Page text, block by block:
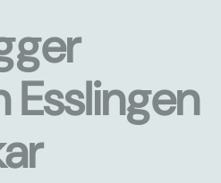
Esslingen